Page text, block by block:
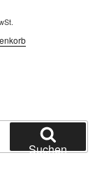
Suchen